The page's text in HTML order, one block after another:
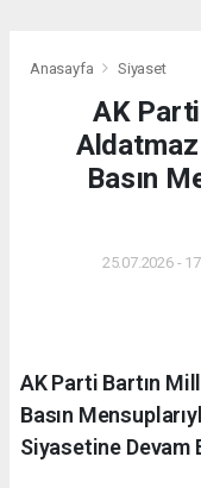
Anasayfa Siyaset
AK
Aldatmaz
Basın
25.07.2026 -
AK Parti Bartın
Basın
Siyasetine Devam